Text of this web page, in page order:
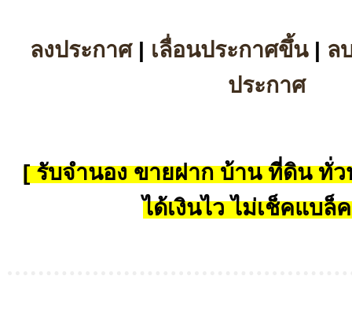
ลงประกาศ| เลื่อนประกาศขึ้น| ล
ประกาศ
[ รับจำนอง ขายฝาก บ้าน ที่ดิน ทั่ว
ได้เงินไว ไม่เช็คแบล็